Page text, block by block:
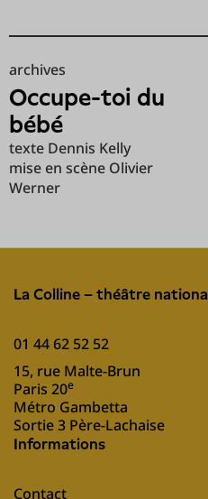
archives
Occupe-toi du
bébé
texte Dennis Kelly
mise en scène Olivier
Werner
La Colline – théâtre national
01 44 62 52 52
15, rue Malte-Brun
Paris 20e
Métro Gambetta
Sortie 3 Père-Lachaise
Informations
Contact